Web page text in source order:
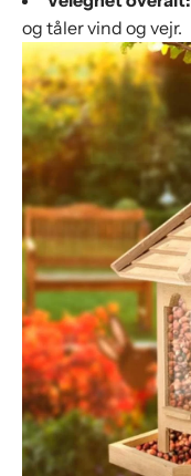
og tåler vind og vejr.